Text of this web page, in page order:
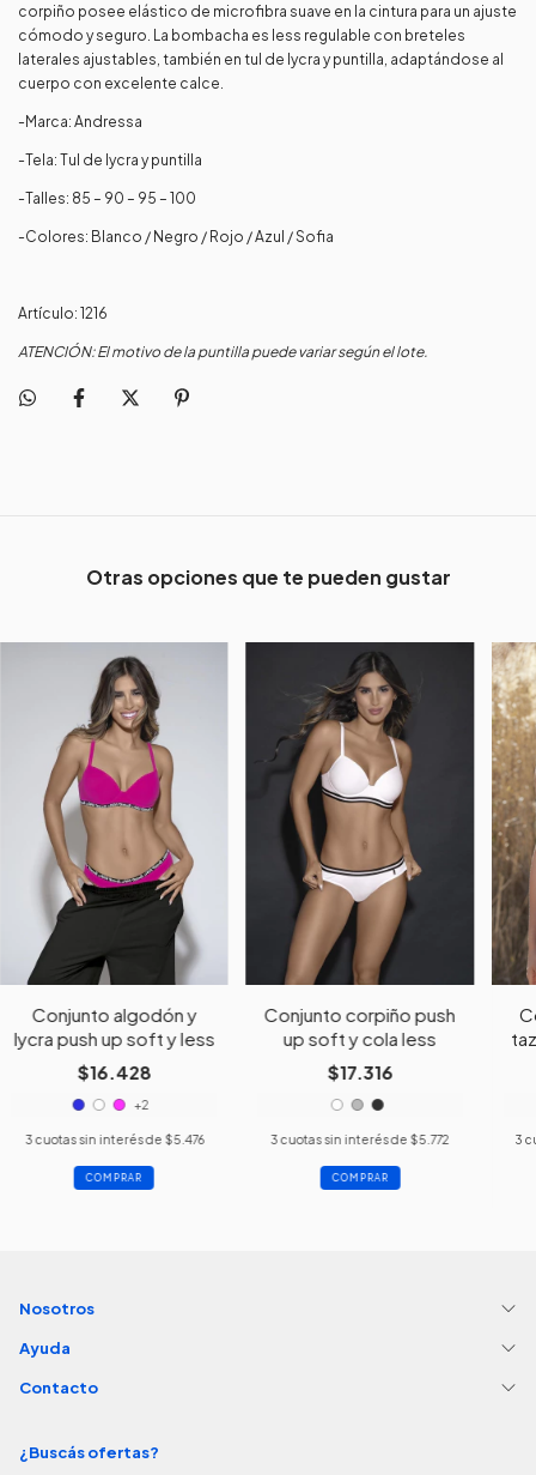
corpiño posee elástico de microfibra suave en la cintura para un ajuste
cómodo y seguro. La bombacha es less regulable con breteles
laterales ajustables, también en tul de lycra y puntilla, adaptándose al
cuerpo con excelente calce.
-Marca: Andressa
-Tela: Tul de lycra y puntilla
-Talles: 85 – 90 – 95 – 100
-Colores: Blanco / Negro / Rojo / Azul / Sofia
Artículo: 1216
ATENCIÓN: El motivo de la puntilla puede variar según el lote.
Otras opciones que te pueden gustar
Conjunto algodón y
lycra push up soft y less
$16.428
+2
3cuotas sin interés de $5.476
COMPRAR
Conjunto corpiño push
up soft y cola less
$17.316
3 cuotas sin interés de $5.772
COMPRAR
3
Nosotros
Ayuda
Contacto
¿Buscás ofertas?